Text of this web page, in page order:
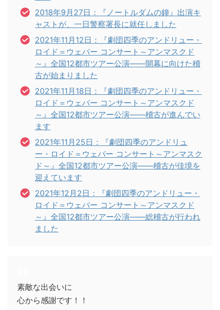
2018年9月27日：『ノートルダムの鐘』出演キ
ャストが、一日警察署長に就任しました
2021年11月12日：『劇団四季のアンドリュー・
ロイド＝ウェバー コンサート～アンマスクド
～』全国12都市ツアー公演――開幕に向けた稽
古が始まりました
2021年11月18日：『劇団四季のアンドリュー・
ロイド＝ウェバー コンサート～アンマスクド
～』全国12都市ツアー公演――稽古が進んでい
ます
2021年11月25日：『劇団四季のアンドリュ
ー・ロイド＝ウェバー コンサート～アンマスク
ド～』全国12都市ツアー公演――稽古が佳境を
迎えています
2021年12月2日：『劇団四季のアンドリュー・
ロイド＝ウェバー コンサート～アンマスクド
～』全国12都市ツアー公演――総稽古が行われ
ました
素敵な出会いに
心から感謝です！！